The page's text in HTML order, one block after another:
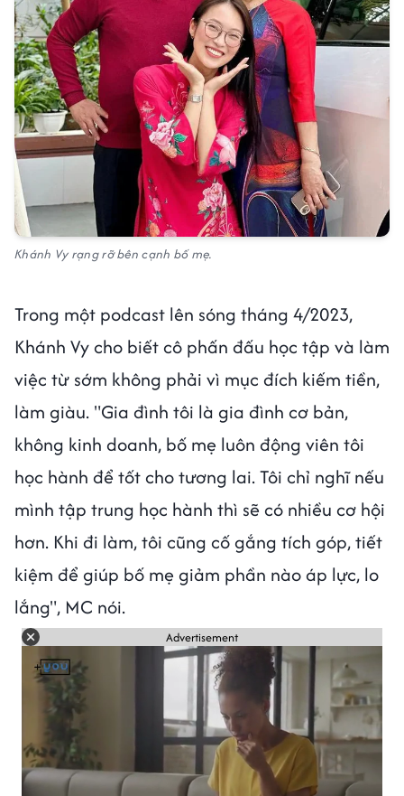
Khánh Vy rạng rỡ bên cạnh bố mẹ.
Trong một podcast lên sóng tháng 4/2023,
Khánh Vy cho biết cô phấn đấu học tập và làm
việc từ sớm không phải vì mục đích kiếm tiền,
làm giàu. "Gia đình tôi là gia đình cơ bản,
không kinh doanh, bố mẹ luôn động viên tôi
học hành để tốt cho tương lai. Tôi chỉ nghĩ nếu
mình tập trung học hành thì sẽ có nhiều cơ hội
hơn. Khi đi làm, tôi cũng cố gắng tích góp, tiết
kiệm để giúp bố mẹ giảm phần nào áp lực, lo
lắng", MC nói.
Advertisement